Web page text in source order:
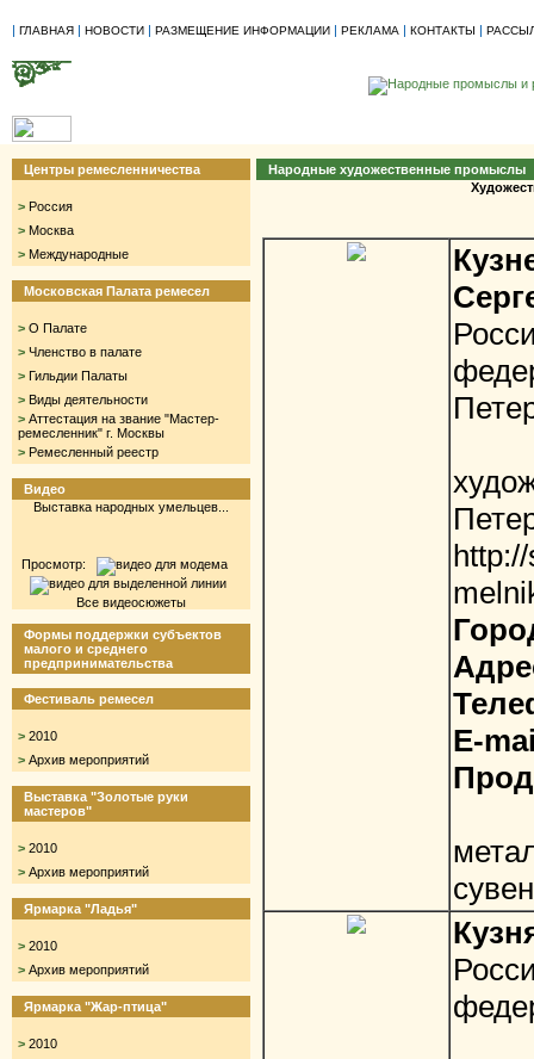
| ГЛАВНАЯ | НОВОСТИ | РАЗМЕЩЕНИЕ ИНФОРМАЦИИ | РЕКЛАМА | КОНТАКТЫ |
Центры ремесленничества
> Россия
> Москва
> Международные
Московская Палата ремесел
> О Палате
> Членство в палате
> Гильдии Палаты
> Виды деятельности
> Аттестация на звание "Мастер-
ремесленник" г. Москвы
> Ремесленный реестр
Видео
Выставка народных умельцев...
Просмотр:
Все видеосюжеты
Формы поддержки субъектов
малого и среднего
предпринимательства
Фестиваль ремесел
> 2010
> Архив мероприятий
Выставка "Золотые руки
мастеров"
> 2010
> Архив мероприятий
Ярмарка "Ладья"
> 2010
> Архив мероприятий
Ярмарка "Жар-птица"
> 2010
Народные художественные промыслы
E-